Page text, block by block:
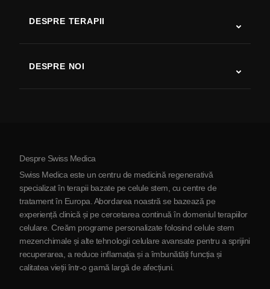
Boala Parkinson
Artrită
DESPRE TERAPII
DESPRE NOI
Despre Serbia
Parteneriat
Contactaţi-ne
Despre Swiss Medica
Swiss Medica este un centru de medicină regenerativă
specializat în terapii bazate pe celule stem, cu centre de
tratament în Europa. Abordarea noastră se bazează pe
experiență clinică și pe cercetarea continuă în domeniul terapiilor
celulare. Creăm programe personalizate folosind celule stem
mezenchimale și alte tehnologii celulare avansate pentru a sprijini
recuperarea, a reduce inflamația și a îmbunătăți funcția și
calitatea vieții într-o gamă largă de afecțiuni.